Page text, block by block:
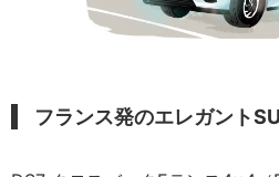
フランス発のエレガント